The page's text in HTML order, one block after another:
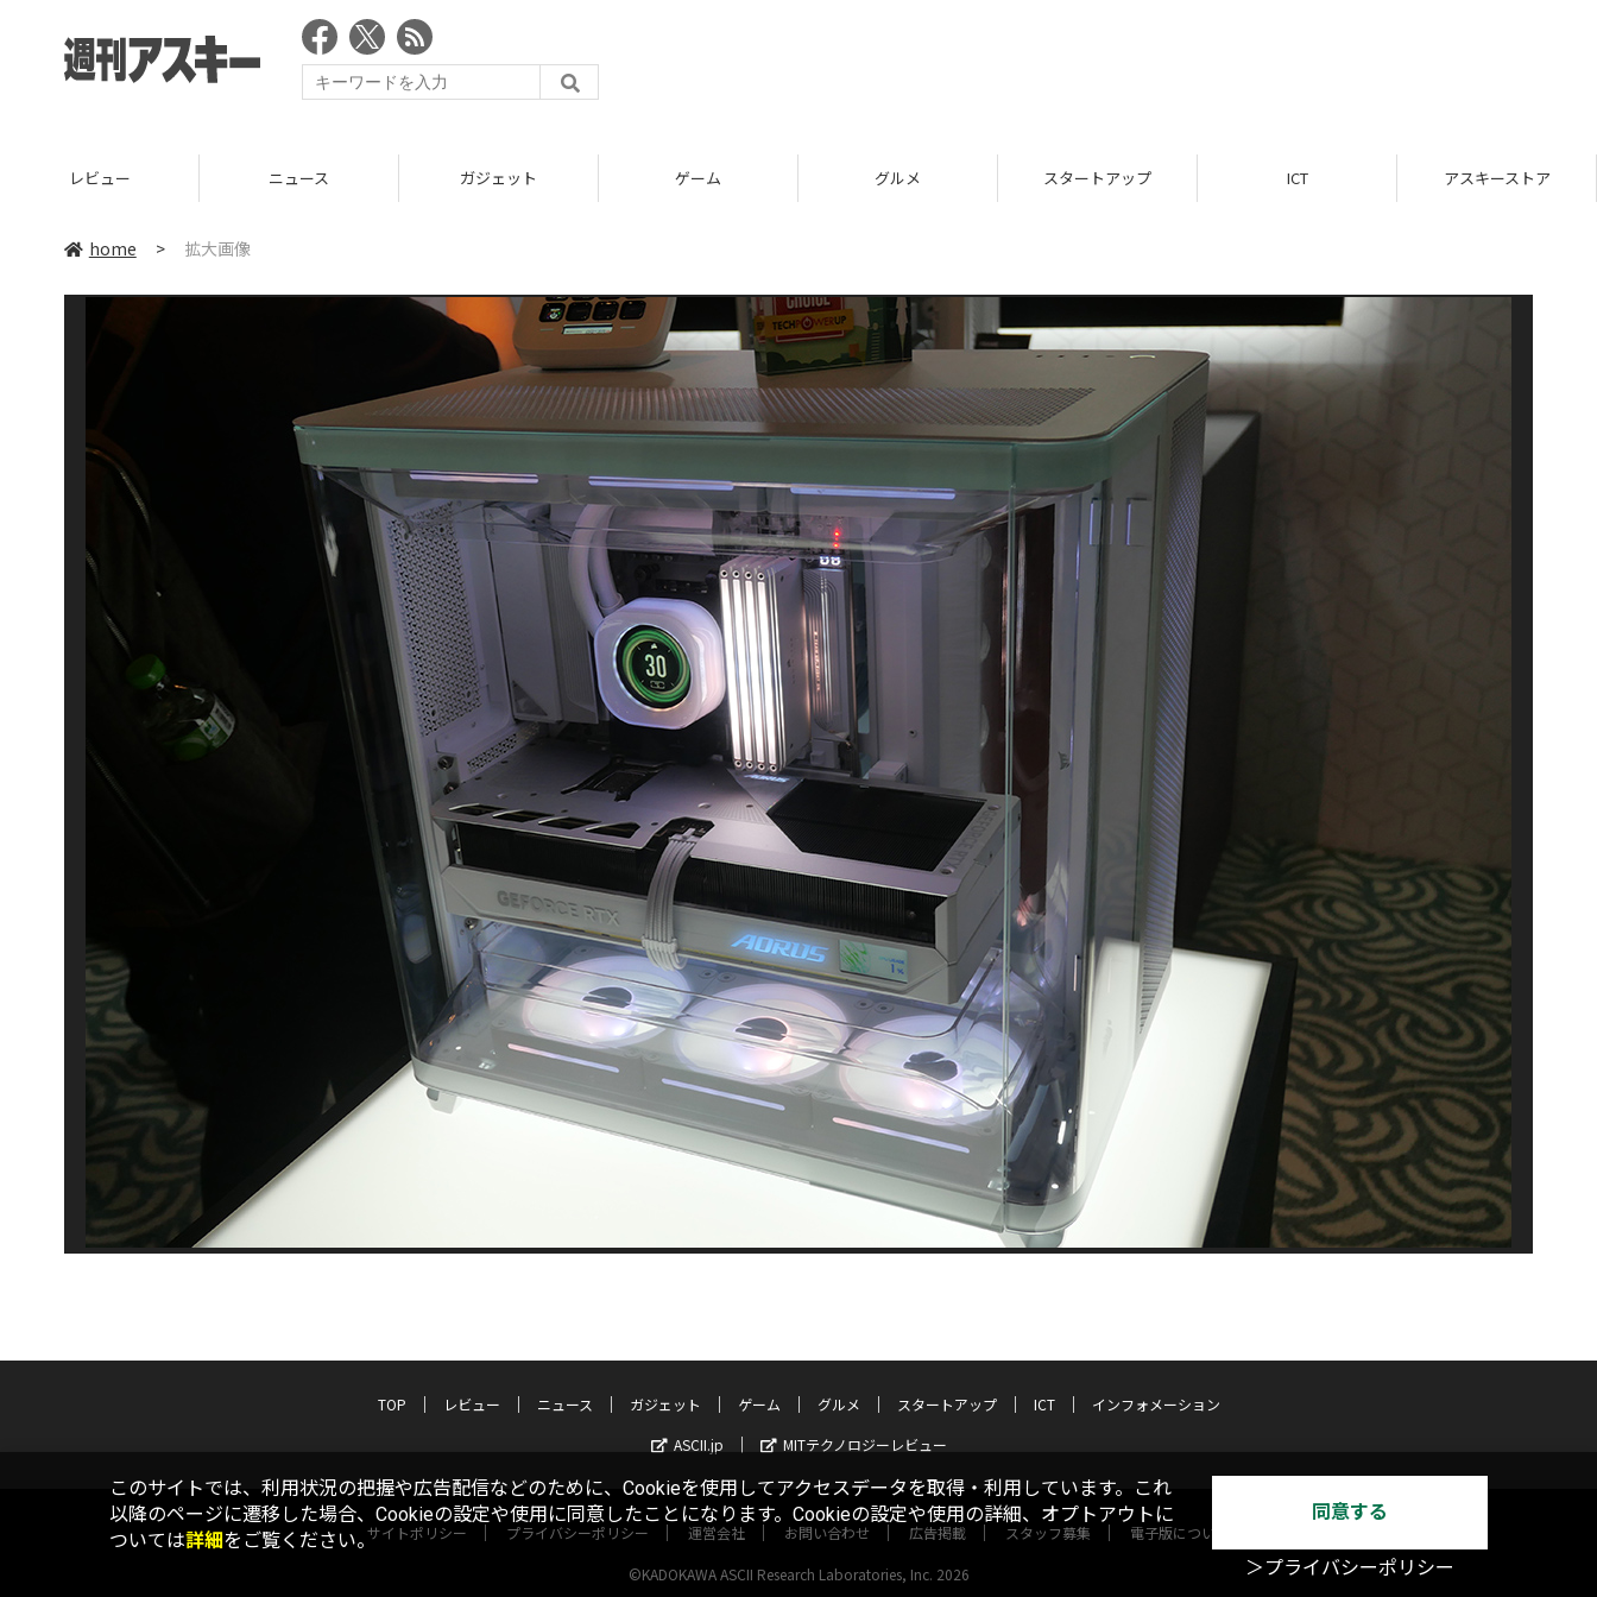
レビュー ニュース ガジェット ゲーム グルメ スタートアップ ICT アスキーストア
home > 拡大画像
TOP レビュー ニュース ガジェット ゲーム グルメ スタートアップ ICT
インフォメーション
ASCII.jp
MITテクノロジーレビュー
サイトポリシー プライバシーポリシー 運営会社 お問い合わせ 広告掲載 スタッフ募集 電子版について
©KADOKAWA ASCII Research Laboratories, Inc. 2026
このサイトでは、利用状況の把握や広告配信などのために、Cookieを使用してアクセスデータを取得・利用しています。これ
以降のページに遷移した場合、Cookieの設定や使用に同意したことになります。Cookieの設定や使用の詳細、オプトアウトに
ついては詳細をご覧ください。
同意する
＞プライバシーポリシー